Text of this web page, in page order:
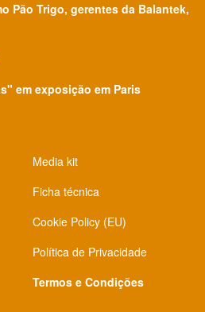
Pão Trigo, gerentes da Balantek,
em exposição em Paris
Media kit
Ficha técnica
Cookie Policy (EU)
Política de Privacidade
Termos e Condições